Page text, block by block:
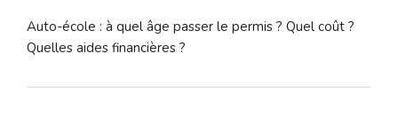
Auto-école : à quel âge passer le permis ? Quel coût ?
Quelles aides financières ?